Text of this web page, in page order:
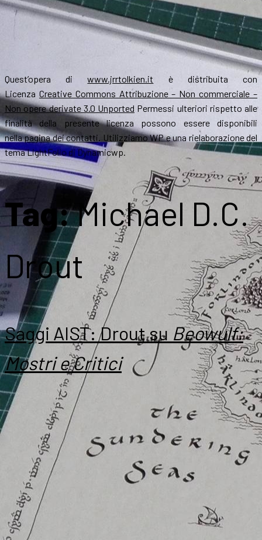
Quest’opera diwww.jrrtolkien.it è distribuita con
Licenza Creative Commons Attribuzione – Non commerciale –
Non opere derivate 3.0 Unported Permessi ulteriori rispetto alle
finalità della presente licenza possono essere disponibili
nellapagina dei contatti. Utilizziamo WP e una rielaborazione del
tema LightFolio di Dynamicwp.
Tag:Michael D.C.
Drout
Saggi AIST: Drout su Beowulf:
Mostri e Critici